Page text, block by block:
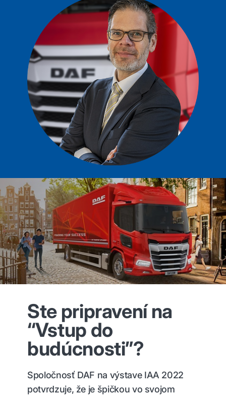
Ste pripravení na
“Vstup do
budúcnosti”?
Spoločnosť DAF na výstave IAA 2022
potvrdzuje, že je špičkou vo svojom